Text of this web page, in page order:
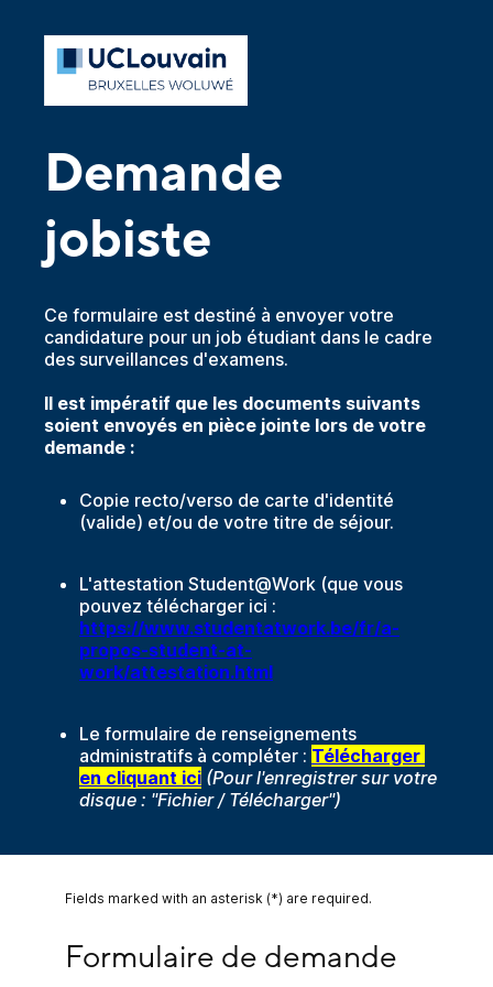
Demande
jobiste
Ce formulaire est destiné à envoyer votre
candidature pour un job étudiant dans le cadre
des surveillances d'examens.
Il est impératif que les documents suivants
soient envoyés en pièce jointe lors de votre
demande :
Copie recto/verso de carte d'identité
(valide) et/ou de votre titre de séjour.
L'attestation Student@Work (que vous
pouvez télécharger ici :
https://www.studentatwork.be/fr/a-
propos-student-at-
work/attestation.html
Le formulaire de renseignements
administratifs à compléter : Télécharger
en cliquant ici (Pour l'enregistrer sur votre
disque : "Fichier / Télécharger")
Fields marked with an asterisk (*) are required.
Formulaire de demande